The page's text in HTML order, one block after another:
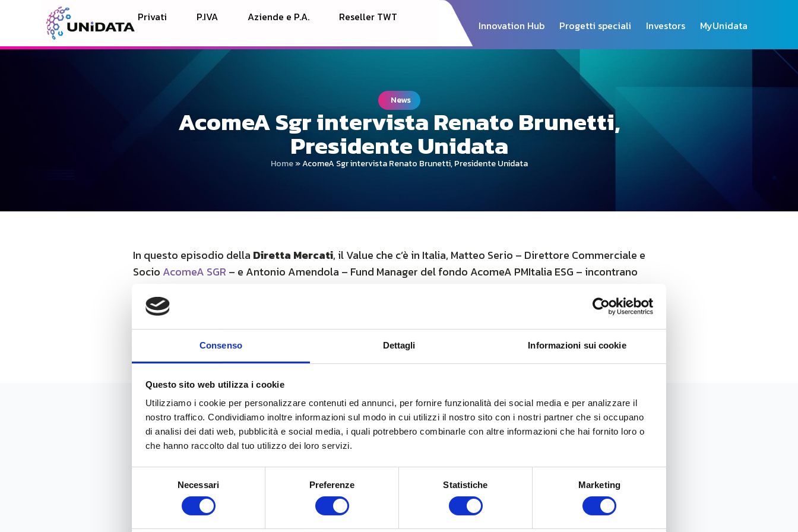
Consenso Dettagli Informazioni sui cookie
Questo sito web utilizza i cookie
Utilizziamo i cookie per personalizzare contenuti ed annunci, per fornire funzionalità dei social media e per analizzare il
nostro traffico. Condividiamo inoltre informazioni sul modo in cui utilizzi il nostro sito con i nostri partner che si occupano
di analisi dei dati web, pubblicità e social media, i quali potrebbero combinarle con altre informazioni che hai fornito loro o
che hanno raccolto dal tuo utilizzo dei loro servizi.
Necessari Preferenze Statistiche Marketing
Privati P.IVA Aziende e P.A. Reseller TWT
Innovation Hub Progetti speciali Investors MyUnidata
News
AcomeA Sgr intervista Renato Brunetti,
Presidente Unidata
Home»AcomeA Sgr intervista Renato Brunetti, Presidente Unidata
In questo episodio della Diretta Mercati, il Value che c’è in Italia, Matteo Serio – Direttore Commerciale e
Socio AcomeA SGR – e Antonio Amendola – Fund Manager del fondo AcomeA PMItalia ESG – incontrano
crescita e come vive la sostenibilità Unidata
Per vedere l’intervistaclicca qui
News